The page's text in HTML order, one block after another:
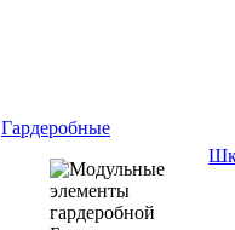
Гардеробные